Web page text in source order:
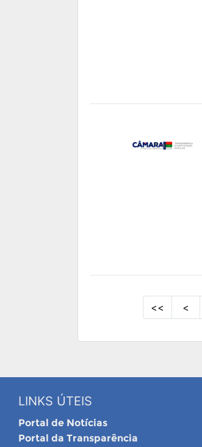
<< <
LINKS ÚTEIS
Portal de Notícias
Portal da Transparência